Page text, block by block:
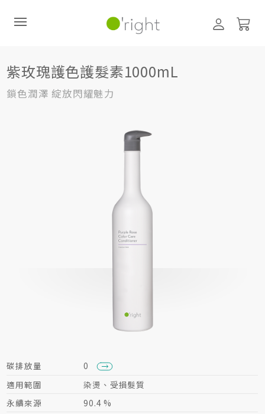
1000mL
紫玫瑰護色護髮素1000mL
紫玫瑰護色護髮素1000mL
鎖色潤澤 綻放閃耀魅力
碳排放量
0
適用範圍
染燙、受損髮質
永續來源
90.4 %